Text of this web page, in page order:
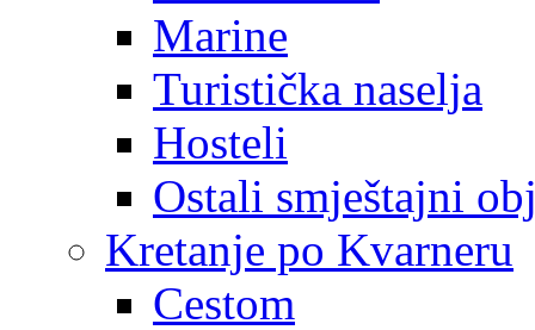
Marine
Turistička naselja
Hosteli
Ostali smještajni
Kretanje po Kvarneru
Cestom